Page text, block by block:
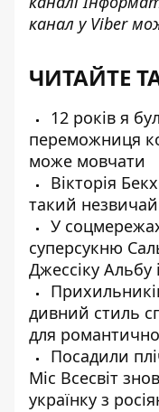
канал у Viber
ЧИТАЙТЕ
12 років я
переможниця
може мовчати
Вікторія
такий
У
суперсукню
Джессіку Альбу
дивний стиль
для
Посадили
Міс Всесвіт
українку з